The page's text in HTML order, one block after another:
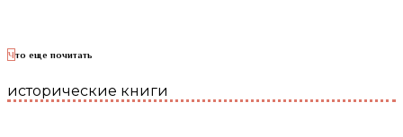
Что еще почитать
исторические книги